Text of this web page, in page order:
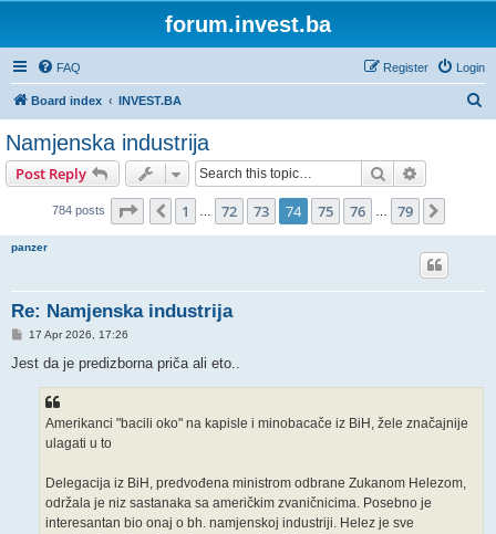
forum.invest.ba
FAQ Login
Register
Board index INVEST.BA
Namjenska industrija
Post Reply Search
784 posts Page 74 of 79
Previous
1 72 73 74 75 76 79
panzer
Re: Namjenska industrija
P
s
17 Apr 2026, 17:26
Jest da je predizborna priča ali eto..
Amerikanci "bacili oko" na kapisle i minobacače iz BiH, žele značajnije
ulagati u to
Delegacija iz BiH, predvođena ministrom odbrane Zukanom Helezom,
održala je niz sastanaka sa američkim zvaničnicima. Posebno je
interesantan bio onaj o bh. namjenskoj industriji. Helez je sve